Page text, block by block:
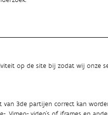
op de site bij zodat wij onze
3de partijen correct kan